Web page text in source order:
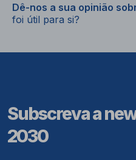
Dê-nos a sua opinião
foi útil para si?
Subscreva a
2030